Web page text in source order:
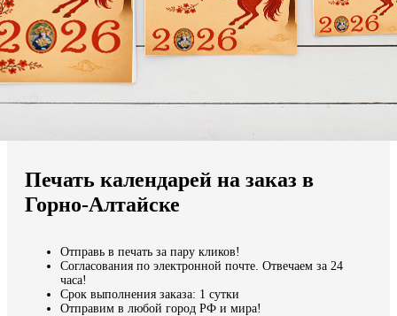
Мы доставляем по всему миру
Продолжить без города
Печать календарей на заказ в
Горно-Алтайске
Отправь в печать за пару кликов!
Согласования по электронной почте. Отвечаем за 24
часа!
Срок выполнения заказа: 1 сутки
Отправим в любой город РФ и мира!